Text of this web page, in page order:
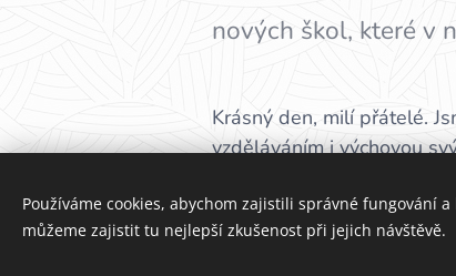
nových škol, které v
Krásný den, milí přátelé.
vzděláváním i výchovou
Z naší vnitřní potřeby
všech stupňů - jesle, MŠ,
Používáme cookies, abychom zajistili správné fungování
můžeme zajistit tu nejlepší zkušenost při jejich návštěvě.